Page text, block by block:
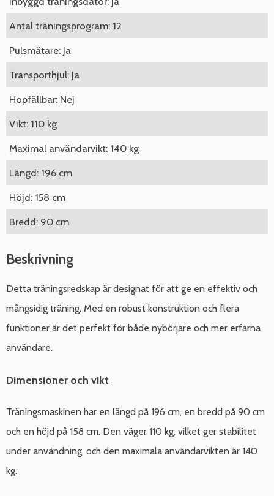
Antal träningsprogram: 12
Pulsmätare: Ja
Transporthjul: Ja
Hopfällbar: Nej
Vikt: 110 kg
Maximal användarvikt: 140 kg
Längd: 196 cm
Höjd: 158 cm
Bredd: 90 cm
Beskrivning
Detta träningsredskap är designat för att ge en effektiv och
mångsidig träning. Med en robust konstruktion och flera
funktioner är det perfekt för både nybörjare och mer erfarna
användare.
Dimensioner och vikt
Träningsmaskinen har en längd på 196 cm, en bredd på 90 cm
och en höjd på 158 cm. Den väger 110 kg, vilket ger stabilitet
under användning, och den maximala användarvikten är 140
kg.